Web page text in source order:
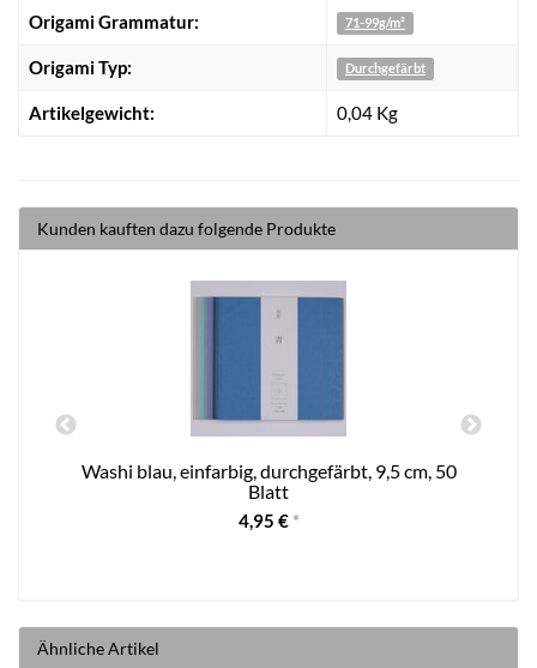
Origami Grammatur: 71-99g/m²
Origami Typ: Durchgefärbt
Artikelgewicht: 0,04 Kg
Kunden kauften dazu folgende Produkte
Washi blau, einfarbig, durchgefärbt, 9,5 cm, 50
Blatt
4,95 € *
Ähnliche Artikel